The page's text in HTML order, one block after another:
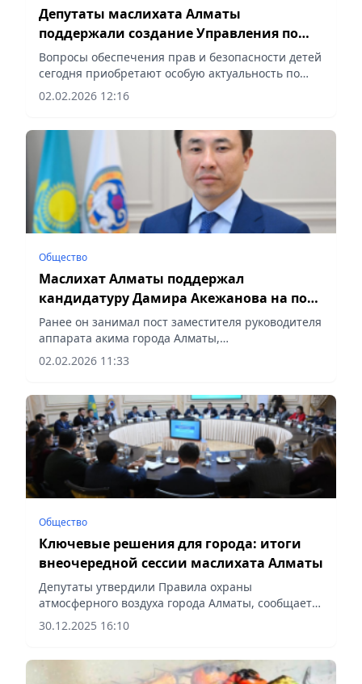
Депутаты маслихата Алматы
поддержали создание Управления по
защите прав детей
Вопросы обеспечения прав и безопасности детей
сегодня приобретают особую актуальность по
всей стране, сообщает Vecher.kz.
02.02.2026 12:16
Общество
Маслихат Алматы поддержал
кандидатуру Дамира Акежанова на пост
акима Турксибского района
Ранее он занимал пост заместителя руководителя
аппарата акима города Алматы,
сообщает Vecher.kz.
02.02.2026 11:33
Общество
Ключевые решения для города: итоги
внеочередной сессии маслихата Алматы
Депутаты утвердили Правила охраны
атмосферного воздуха города Алматы, сообщает
Vecher.kz.
30.12.2025 16:10